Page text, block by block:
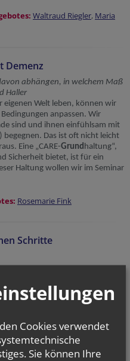
Waltraud Riegler, Maria
Demenz
abhängen, in welchem Maß
Haller
eigenen Welt leben, können wir
anpassen. Wir
sind und ihnen einfühlsam mit
Das ist oft nicht leicht
Eine „CARE-Grundhaltung“,
Sicherheit bietet, ist für ein
Haltung wollen wir im Seminar
Rosemarie Fink
Schritte
nur zu überleben, sondern auch
Corona laden wir an diesem
in den Blick zu nehmen.
Gerti Stagl
Cookies verwendet
Sie können Ihre